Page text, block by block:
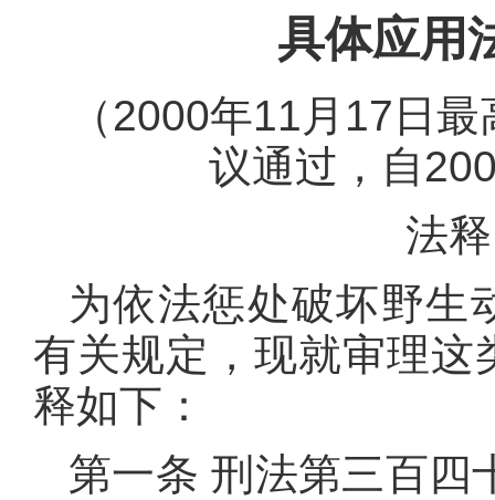
具体应用
（2000年11月17日
议通过，自
法
为依法惩处破坏野生
有关规定，现就审理这
释如下：
第一条 刑法第三百四